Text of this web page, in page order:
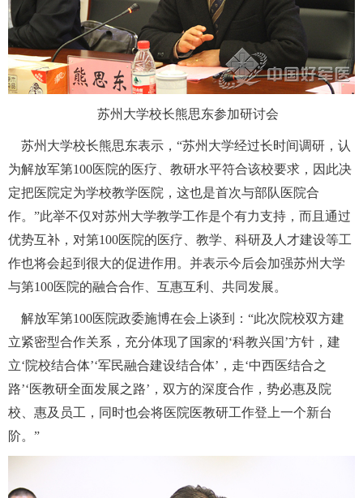
苏州大学校长熊思东参加研讨会
苏州大学校长熊思东表示，“苏州大学经过长时间调研，认
为解放军第100医院的医疗、教研水平符合该校要求，因此决
定把医院定为学校教学医院，这也是首次与部队医院合
作。”此举不仅对苏州大学教学工作是个有力支持，而且通过
优势互补，对第100医院的医疗、教学、科研及人才建设等工
作也将会起到很大的促进作用。并表示今后会加强苏州大学
与第100医院的融合合作、互惠互利、共同发展。
解放军第100医院政委施博在会上谈到：“此次院校双方建
立紧密型合作关系，充分体现了国家的‘科教兴国’方针，建
立‘院校结合体’‘军民融合建设结合体’，走‘中西医结合之
路’‘医教研全面发展之路’，双方的深度合作，势必惠及院
校、惠及员工，同时也会将医院医教研工作登上一个新台
阶。”